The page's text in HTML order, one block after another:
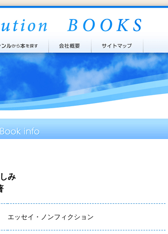
み
エッセイ・ノンフィクション